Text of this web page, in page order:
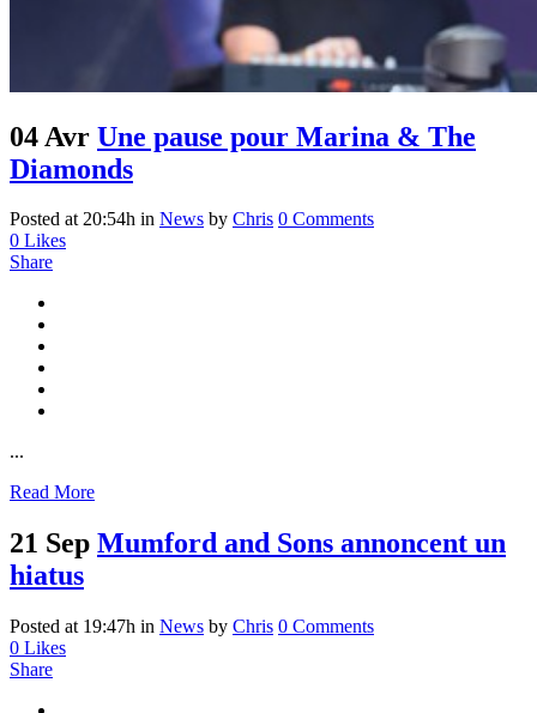
04 Avr Une pause pour Marina & The
Diamonds
Posted at 20:54h in News by Chris 0 Comments
0 Likes
Share
...
Read More
21 Sep Mumford and Sons annoncent un
hiatus
Posted at 19:47h in News by Chris 0 Comments
0 Likes
Share